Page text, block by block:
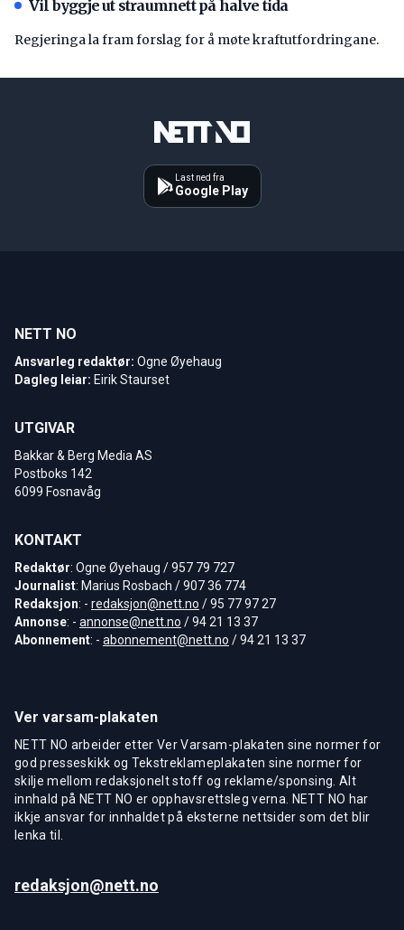
Vil byggje ut straumnett på halve tida
Regjeringa la fram forslag for å møte kraftutfordringane.
Last ned fra
Google Play
NETT NO
Ansvarleg redaktør: Ogne Øyehaug
Dagleg leiar: Eirik Staurset
UTGIVAR
Bakkar & Berg Media AS
Postboks 142
6099 Fosnavåg
KONTAKT
Redaktør: Ogne Øyehaug / 957 79 727
Journalist: Marius Rosbach / 907 36 774
Redaksjon: - redaksjon@nett.no / 95 77 97 27
Annonse: - annonse@nett.no / 94 21 13 37
Abonnement: - abonnement@nett.no / 94 21 13 37
Ver varsam-plakaten
NETT NO arbeider etter Ver Varsam-plakaten sine normer for
god presseskikk og Tekstreklameplakaten sine normer for
skilje mellom redaksjonelt stoff og reklame/sponsing. Alt
innhald på NETT NO er opphavsrettsleg verna. NETT NO har
ikkje ansvar for innhaldet på eksterne nettsider som det blir
lenka til.
redaksjon@nett.no